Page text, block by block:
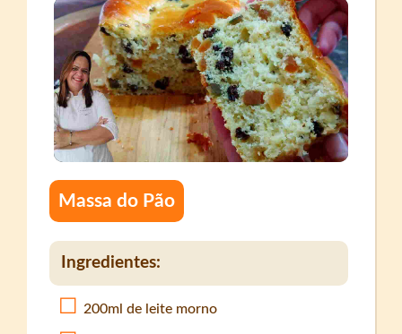
Massa do Pão
Ingredientes:
200ml de leite morno